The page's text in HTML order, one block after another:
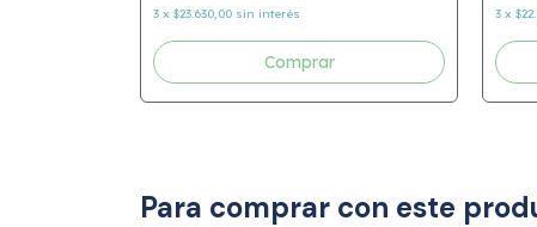
3 x $23.630,00 sin interés
Comprar
3 x
Para comprar con este